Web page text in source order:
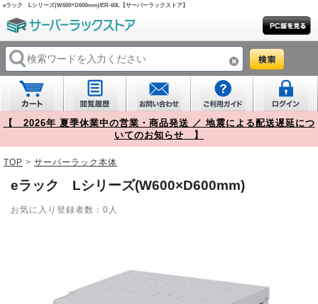
eラック Lシリーズ(W600×D600mm)/ER-60L【サーバーラックストア】
【 2026年 夏季休業中の営業・商品発送 ／ 地震による配送遅延につ
いてのお知らせ 】
TOP > サーバーラック本体
eラック Lシリーズ(W600×D600mm)
お気に入り登録者数：0人